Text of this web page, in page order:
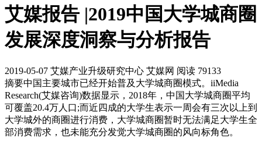
艾媒报告 |2019中国大学城商圈
发展深度洞察与分析报告
2019-05-07 艾媒产业升级研究中心 艾媒网 阅读 79133
摘要中国主要城市已经开始普及大学城商圈模式。iiMedia
Research(艾媒咨询)数据显示，2018年，中国大学城商圈平均
可覆盖20.4万人口;而近四成的大学生表示一周会有三次以上到
大学城外的商圈进行消费，大学城商圈暂时无法满足大学生全
部消费需求，也未能充分发觉大学城商圈的风向标角色。